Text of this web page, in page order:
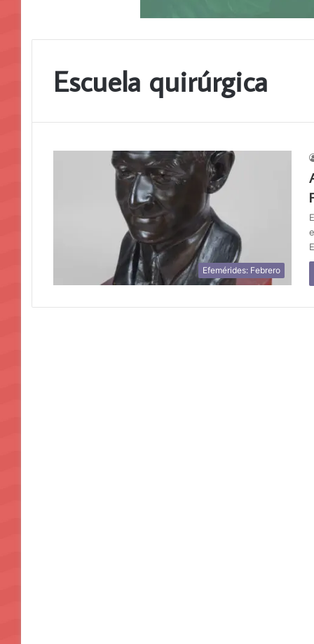
Escuela quirúrgica
Efemérides: Febrero